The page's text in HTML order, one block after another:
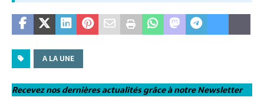
A LA UNE
Recevez nos dernières actualités grâce à notre Newsletter